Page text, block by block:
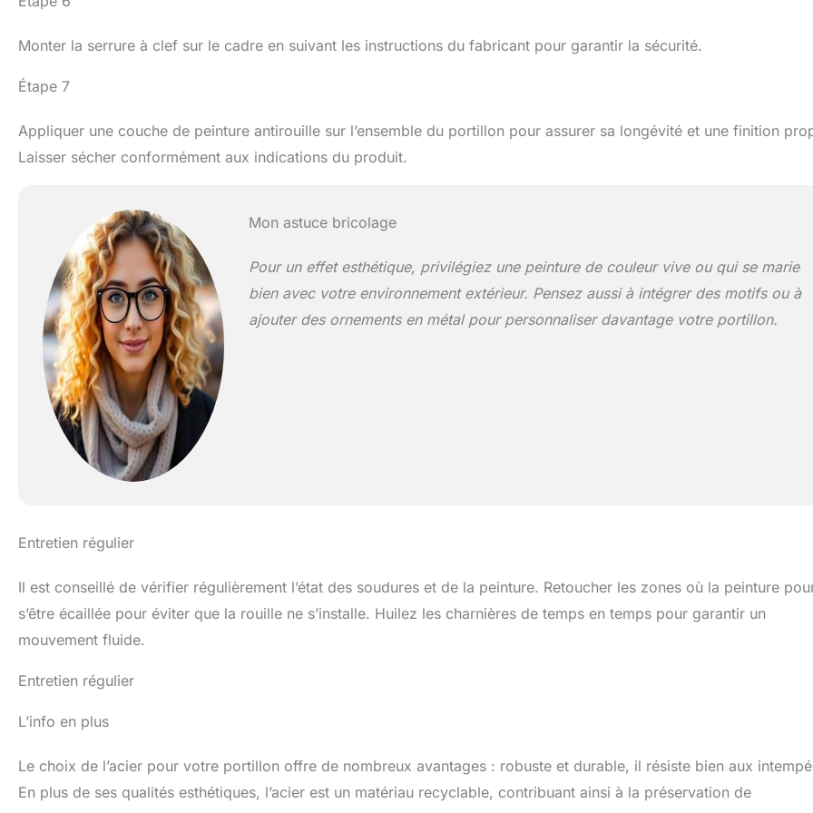
Monter la serrure à clef sur le cadre en suivant les instructions du fabricant pour garantir la sécurité.
Étape 7
Appliquer une couche de peinture antirouille sur l’ensemble du portillon pour assurer sa longévité et une finition
Laisser sécher conformément aux indications du produit.
Mon astuce bricolage
Pour un effet esthétique, privilégiez une peinture de couleur vive ou qui se marie
bien avec votre environnement extérieur. Pensez aussi à intégrer des motifs ou à
ajouter des ornements en métal pour personnaliser davantage votre portillon.
Entretien régulier
Il est conseillé de vérifier régulièrement l’état des soudures et de la peinture. Retoucher les zones où la peinture
s’être écaillée pour éviter que la rouille ne s’installe. Huilez les charnières de temps en temps pour garantir un
mouvement fluide.
Entretien régulier
L’info en plus
Le choix de l’acier pour votre portillon offre de nombreux avantages : robuste et durable, il résiste bien aux
En plus de ses qualités esthétiques, l’acier est un matériau recyclable, contribuant ainsi à la préservation de